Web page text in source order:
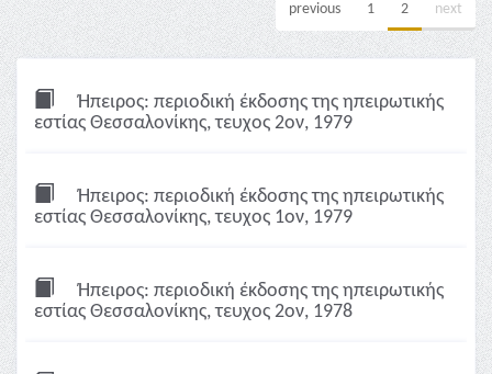
previous 1 2 next
Ήπειρος: περιοδική έκδοσης της ηπειρωτικής
εστίας Θεσσαλονίκης, τευχος 2ον, 1979
Ήπειρος: περιοδική έκδοσης της ηπειρωτικής
εστίας Θεσσαλονίκης, τευχος 1ον, 1979
Ήπειρος: περιοδική έκδοσης της ηπειρωτικής
εστίας Θεσσαλονίκης, τευχος 2ον, 1978